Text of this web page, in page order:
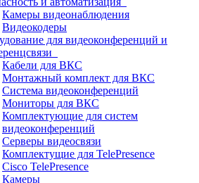
Камеры видеонаблюдения
Видеокодеры
для видеоконференций и
Кабели для ВКС
Монтажный комплект для ВКС
Система видеоконференций
Мониторы для ВКС
Комплектующие для систем
видеоконференций
Серверы видеосвязи
Комплектущие для TelePresence
Cisco TelePresence
Камеры